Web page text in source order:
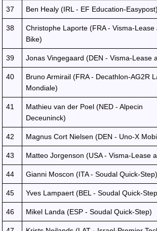
37 Ben Healy (IRL - EF Education-Easypost)
38
Christophe Laporte (FRA - Visma-Lease
Bike)
39 Jonas Vingegaard (DEN - Visma-Lease
40
Bruno Armirail (FRA - Decathlon-AG2R
Mondiale)
41
Mathieu van der Poel (NED - Alpecin
Deceuninck)
42 Magnus Cort Nielsen (DEN - Uno-X
43 Matteo Jorgenson (USA - Visma-Lease
44 Gianni Moscon (ITA - Soudal Quick-Step)
45 Yves Lampaert (BEL - Soudal Quick-
46 Mikel Landa (ESP - Soudal Quick-Step)